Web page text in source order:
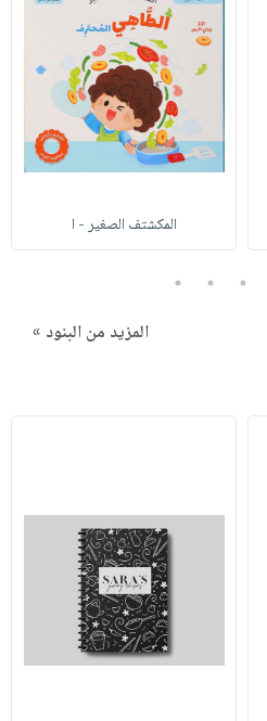
المكشتف الصغير - ا
3
4
5
المزيد من البنود »